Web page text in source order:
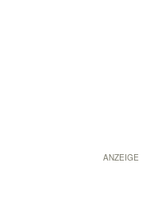
ANZEIGE